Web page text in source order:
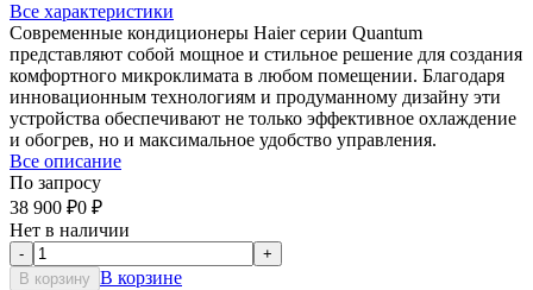
Все характеристики
Современные кондиционеры Haier серии Quantum
представляют собой мощное и стильное решение для создания
комфортного микроклимата в любом помещении. Благодаря
инновационным технологиям и продуманному дизайну эти
устройства обеспечивают не только эффективное охлаждение
и обогрев, но и максимальное удобство управления.
Все описание
По запросу
38 900 ₽0 ₽
Нет в наличии
-
+
В корзину В корзине